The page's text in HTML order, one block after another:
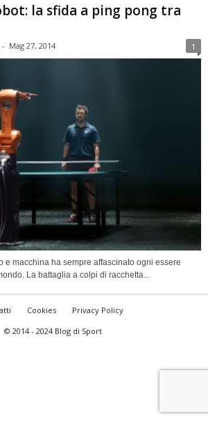
la sfida a ping pong tra
- Mag 27, 2014 1
e macchina ha sempre affascinato ogni essere
La battaglia a colpi di racchetta...
Cookies
Privacy Policy
© 2014 - 2024 Blog di Sport